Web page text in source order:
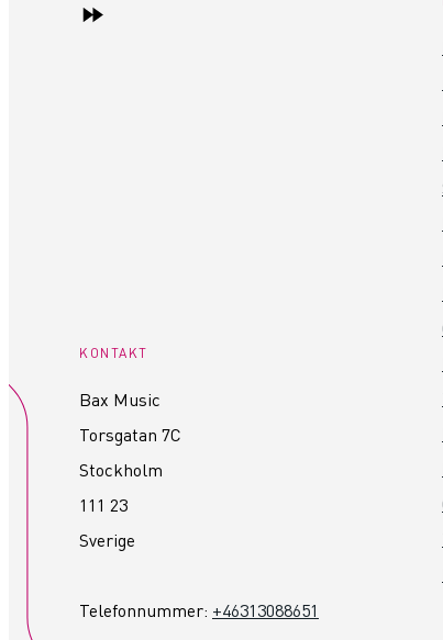
KONTAKT
Bax Music
Torsgatan 7C
Stockholm
111 23
Sverige
Telefonnummer: +46313088651